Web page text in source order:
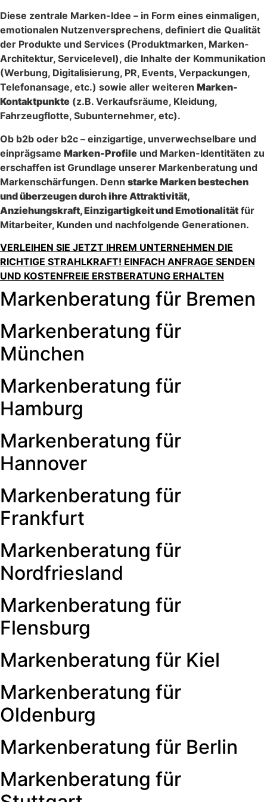
Diese zentrale Marken-Idee – in Form eines einmaligen,
emotionalen Nutzenversprechens, definiert die Qualität
der Produkte und Services (Produktmarken, Marken-
Architektur, Servicelevel), die Inhalte der Kommunikation
(Werbung, Digitalisierung, PR, Events, Verpackungen,
Telefonansage, etc.) sowie aller weiteren Marken-
Kontaktpunkte (z.B. Verkaufsräume, Kleidung,
Fahrzeugflotte, Subunternehmer, etc).
Ob b2b oder b2c – einzigartige, unverwechselbare und
einprägsame Marken-Profile und Marken-Identitäten zu
erschaffen ist Grundlage unserer Markenberatung und
Markenschärfungen. Denn starke Marken bestechen
und überzeugen durch ihre Attraktivität,
Anziehungskraft, Einzigartigkeit und Emotionalität für
Mitarbeiter, Kunden und nachfolgende Generationen.
VERLEIHEN SIE JETZT IHREM UNTERNEHMEN DIE
RICHTIGE STRAHLKRAFT! EINFACH ANFRAGE SENDEN
UND KOSTENFREIE ERSTBERATUNG ERHALTEN
Markenberatung für Bremen
Markenberatung für
München
Markenberatung für
Hamburg
Markenberatung für
Hannover
Markenberatung für
Frankfurt
Markenberatung für
Nordfriesland
Markenberatung für
Flensburg
Markenberatung für Kiel
Markenberatung für
Oldenburg
Markenberatung für Berlin
Markenberatung für